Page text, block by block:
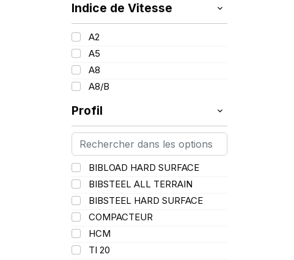
176
178
193
207
214
24
25
26
28
33
Indice de Vitesse
A2
A5
A8
A8/B
Profil
BIBLOAD HARD SURFACE
BIBSTEEL ALL TERRAIN
BIBSTEEL HARD SURFACE
COMPACTEUR
HCM
TI 20